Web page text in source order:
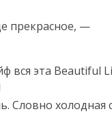
прекрасное, —
вся эта Beautiful
Словно холодная